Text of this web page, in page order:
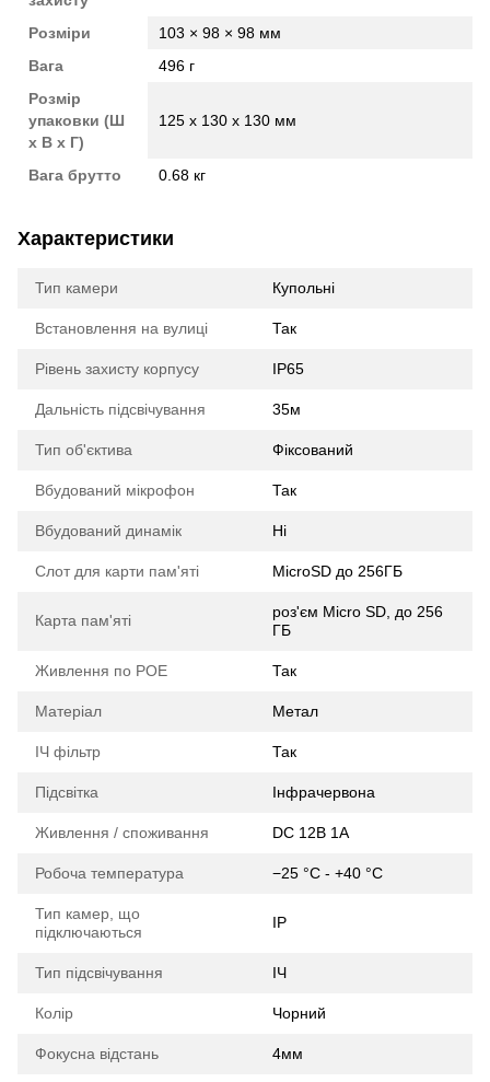
Розміри
103 × 98 × 98 мм
Вага
496 г
Розмір
упаковки (Ш
х В х Г)
125 x 130 x 130 мм
Вага брутто 0.68 кг
Характеристики
Тип камери Купольні
Встановлення на вулиці Так
Рівень захисту корпусу IP65
Дальність підсвічування 35м
Тип об'єктива Фіксований
Вбудований мікрофон Так
Вбудований динамік Ні
Слот для карти пам'яті MicroSD до 256ГБ
Карта пам'яті
роз'єм Micro SD, до 256
ГБ
Живлення по POE Так
Матеріал Метал
ІЧ фільтр Так
Підсвітка Інфрачервона
Живлення / споживання DC 12В 1A
Робоча температура −25 °C - +40 °C
Тип камер, що
підключаються
IP
Тип підсвічування ІЧ
Колір Чорний
Фокусна відстань 4мм